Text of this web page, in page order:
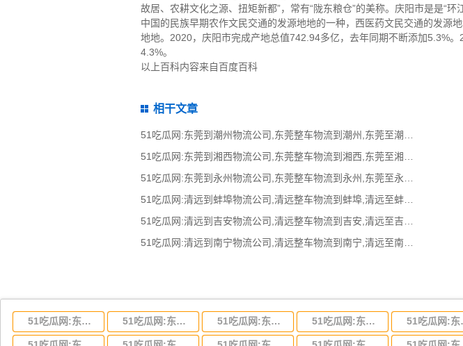
故居、农耕文化之源、扭矩新都”，常有“陇东粮仓”的美称。庆阳市是是“
中国的民族早期农作文民交通的发源地地的一种，西医药文民交通的发源
地地。2020，庆阳市完成产地总值742.94多亿，去年同期不断添加5.3%
4.3%。
以上百科内容来自百度百科
相干文章
51吃瓜网:清远到蚌埠物流公司,清远整车物流到蚌埠,清远至蚌埠物流专线 - 天南
51吃瓜网:清远到南宁物流公司,清远整车物流到南宁,清远至南宁物流专线 - 天南
51吃瓜网:东莞到湖北省物流专线,东莞到湖北省物流公司 51吃瓜网:东莞到河南省物流专线,东莞到河南省物流公司 51吃瓜网:东莞到湖南省物流专线,东莞到湖南省物流公司 51吃瓜网:东莞到河北省物流专线,东莞到河北省物流公司 51吃瓜网: